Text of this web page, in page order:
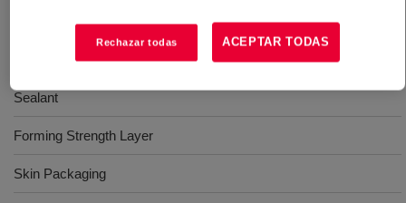
Blown and Cast Film
Sheet Extrusion
Sealant
Forming Strength Layer
Skin Packaging
Rechazar todas ACEPTAR TODAS